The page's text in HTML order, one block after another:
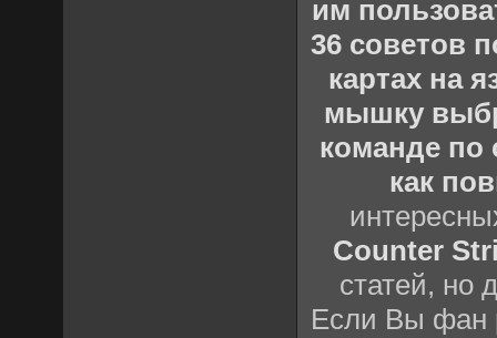
им
36 советов
картах на
мышку
команде по
как
Counter
статей, но
Если Вы фан